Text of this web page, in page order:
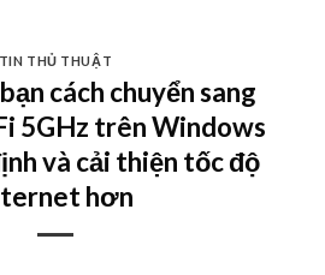
TIN THỦ THUẬT
cách chuyển sang
5GHz trên Windows
và cải thiện tốc độ
hơn